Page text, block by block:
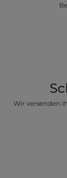
Wir versenden